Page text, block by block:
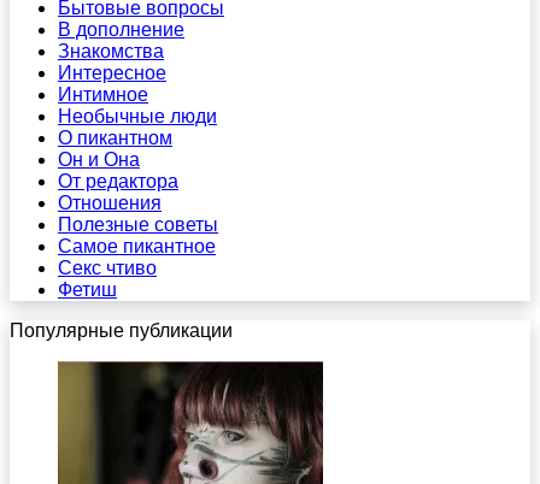
Бытовые вопросы
В дополнение
Знакомства
Интересное
Интимное
Необычные люди
О пикантном
Он и Она
От редактора
Отношения
Полезные советы
Самое пикантное
Секс чтиво
Фетиш
Популярные публикации